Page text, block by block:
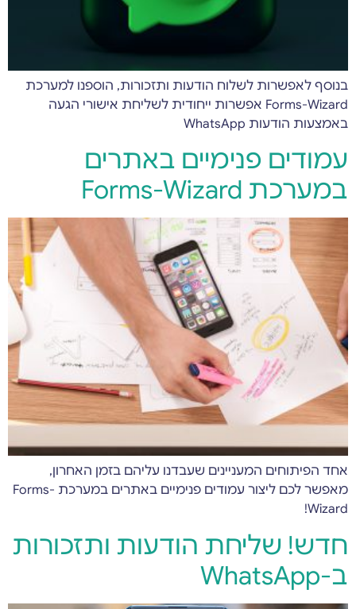
בנוסף לאפשרות לשלוח הודעות ותזכורות, הוספנו למערכת
Forms-Wizard אפשרות ייחודית לשליחת אישורי הגעה
באמצעות הודעות WhatsApp
עמודים פנימיים באתרים
במערכת Forms-Wizard
אחד הפיתוחים המעניינים שעבדנו עליהם בזמן האחרון,
מאפשר לכם ליצור עמודים פנימיים באתרים במערכת Forms-
Wizard!
חדש! שליחת הודעות ותזכורות
ב-WhatsApp